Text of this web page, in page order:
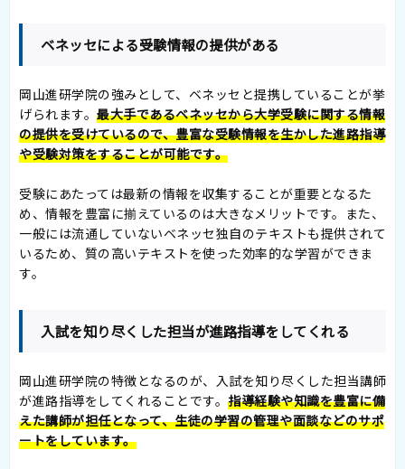
ベネッセによる受験情報の提供がある
岡山進研学院の強みとして、ベネッセと提携していることが挙
げられます。 最大手であるベネッセから大学受験に関する情報
の提供を受けているので、豊富な受験情報を生かした進路指導
や受験対策をすることが可能です。
受験にあたっては最新の情報を収集することが重要となるた
め、情報を豊富に揃えているのは大きなメリットです。また、
一般には流通していないベネッセ独自のテキストも提供されて
いるため、質の高いテキストを使った効率的な学習ができま
す。
入試を知り尽くした担当が進路指導をしてくれる
岡山進研学院の特徴となるのが、入試を知り尽くした担当講師
が進路指導をしてくれることです。 指導経験や知識を豊富に備
えた講師が担任となって、生徒の学習の管理や面談などのサポ
ートをしています。